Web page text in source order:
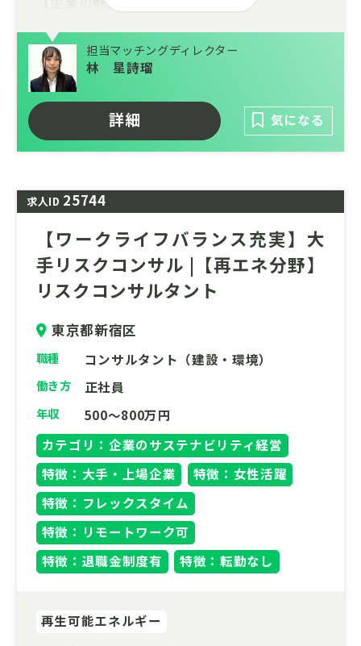
・社会的影響力の大きな案件に携わるやりが
い
クライアントは日本を代表する大手企業や官
公庁が中心です。社会的なインパクトが非常
に大きく、社会に貢献している実感を味わえ
ます。
各分野のスペシャリストが多数在籍してお
り、専門性を高められる環境が整っていま
す。また、ワークライフバランスを重視した
制度（リモートワーク、充実した各種休暇な
ど）が整備されており、長期的にキャリアを
担当マッチングディレクター
林 星詩瑠
詳細 気になる
求人ID 25744
【ワークライフバランス充実】大
手リスクコンサル |【再エネ分野】
リスクコンサルタント
東京都新宿区
職種 コンサルタント（建設・環境）
働き方 正社員
年収
500～800万円
カテゴリ：企業のサステナビリティ経営
特徴：大手・上場企業
特徴：女性活躍
特徴：フレックスタイム
特徴：リモートワーク可
特徴：退職金制度有
特徴：転勤なし
再生可能エネルギー